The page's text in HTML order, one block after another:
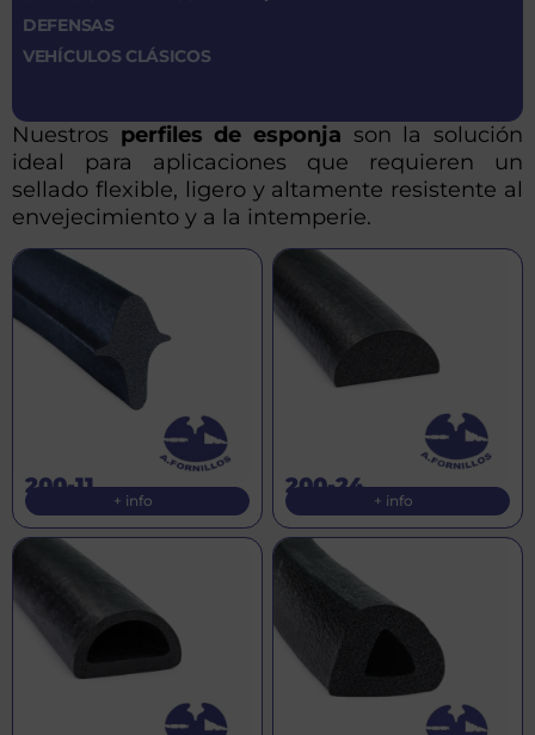
DEFENSAS
VEHÍCULOS CLÁSICOS
Nuestros perfiles de esponja son la solución
ideal para aplicaciones que requieren un
sellado flexible, ligero y altamente resistente al
envejecimiento y a la intemperie.
200-11
+ info
200-24
+ info